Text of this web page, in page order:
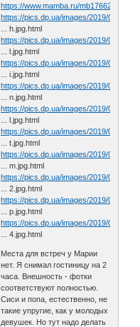
https://www.mamba.ru/mb1766293285.
https://pics.dp.ua/images/2019/02/kh621
... h.jpg.html
https://pics.dp.ua/images/2019/02/nfy1w
... l.jpg.html
https://pics.dp.ua/images/2019/02/
... i.jpg.html
https://pics.dp.ua/images/2019/02/ygkdz
... n.jpg.html
https://pics.dp.ua/images/2019/02/tnexs
... l.jpg.html
https://pics.dp.ua/images/2019/02/lhfn6
... t.jpg.html
https://pics.dp.ua/images/2019/02/bkn83
... m.jpg.html
https://pics.dp.ua/images/2019/02/
... 2.jpg.html
https://pics.dp.ua/images/2019/02/o3taa
... p.jpg.html
https://pics.dp.ua/images/2019/02/gtpto
... 4.jpg.html
Места для встреч у Марии
нет. Я снимал гостиницу на 2
часа. Внешность - фотки
соответствуют полностью.
Сиси и попа, естественно, не
такие упругие, как у молодых
девушек. Но тут надо делать